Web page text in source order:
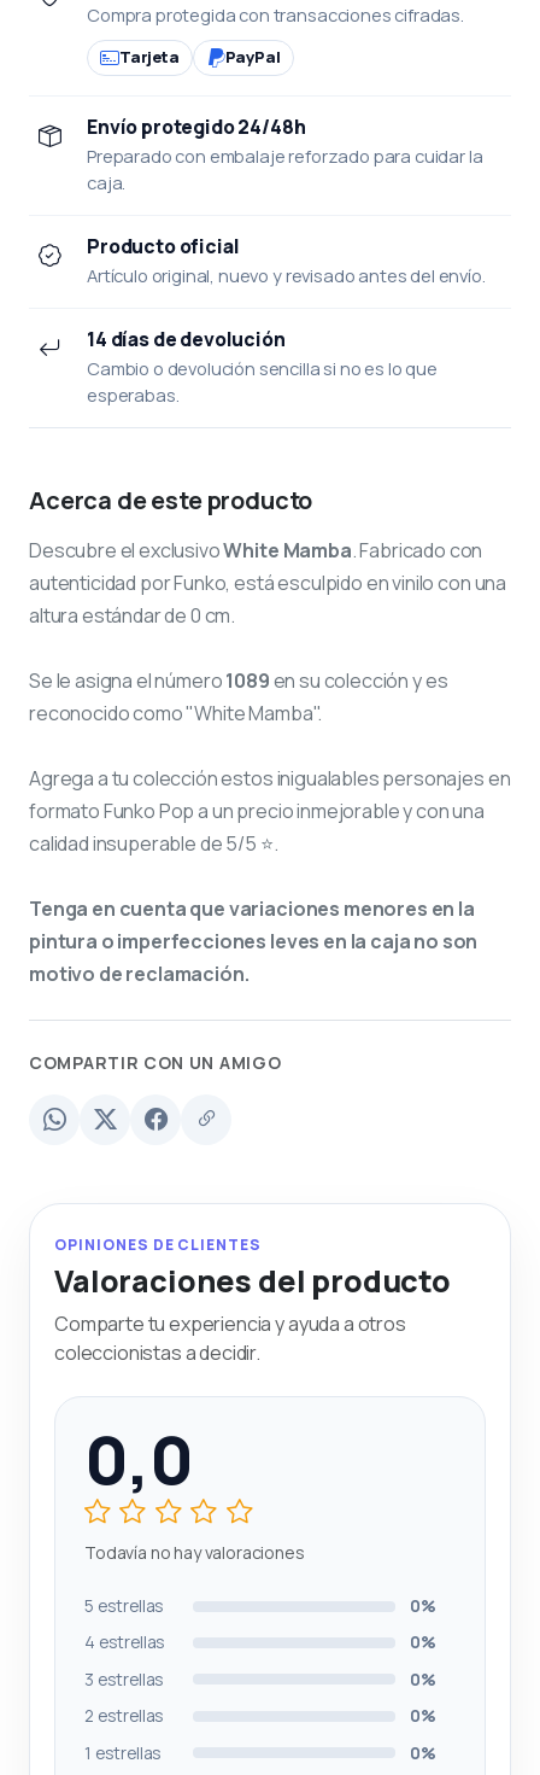
Compra protegida con transacciones cifradas.
Tarjeta PayPal
Envío protegido 24/48h
Preparado con embalaje reforzado para cuidar la
caja.
Producto oficial
Artículo original, nuevo y revisado antes del envío.
14 días de devolución
Cambio o devolución sencilla si no es lo que
esperabas.
Acerca de este producto
Descubre el exclusivoWhite Mamba. Fabricado con
autenticidad por Funko, está esculpido en vinilo con una
altura estándar de 0 cm.
Se le asigna el número1089en su colección y es
reconocido como "White Mamba".
Agrega a tu colección estos inigualables personajes en
formato Funko Pop a un precio inmejorable y con una
calidad insuperable de 5/5 ⭐.
Tenga en cuenta que variaciones menores en la
pintura o imperfecciones leves en la caja no son
motivo de reclamación.
COMPARTIR CON UN AMIGO
OPINIONES DE CLIENTES
Valoraciones del producto
Comparte tu experiencia y ayuda a otros
coleccionistas a decidir.
0,0
Todavía no hay valoraciones
5 estrellas
0%
4 estrellas
0%
3 estrellas
0%
2 estrellas
0%
1 estrellas
0%